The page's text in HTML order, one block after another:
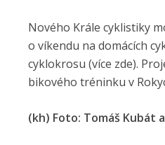
Nového Krále cyklistiky
o víkendu na domácích
cyklokrosu (více zde).
bikového tréninku v
(kh) Foto: Tomáš Kubát